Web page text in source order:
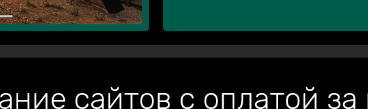
сайтов с оплатой за